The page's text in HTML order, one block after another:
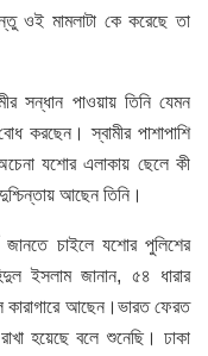
ওই মামলাটা কে করেছে তা
সন্ধান পাওয়ায় তিনি যেমন
করছেন। স্বামীর পাশাপাশি
যশোর এলাকায় ছেলে কী
আছেন তিনি।
জানতে চাইলে যশোর পুলিশের
ইসলাম জানান, ৫৪ ধারার
কারাগারে আছেন।ভারত ফেরত
হয়েছে বলে শুনেছি। ঢাকা